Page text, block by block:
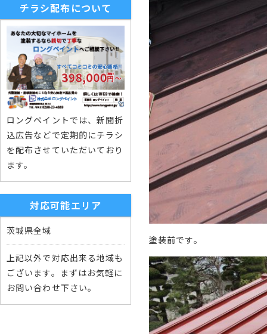
塗装前です。
チラシ配布について
ロングペイントでは、新聞折
込広告などで定期的にチラシ
を配布させていただいており
ます。
対応可能エリア
茨城県全域
上記以外で対応出来る地域も
ございます。まずはお気軽に
お問い合わせ下さい。